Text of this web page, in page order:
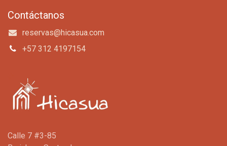
Contáctanos
reservas@hicasua.com
+57 312 4197154
Calle 7 #3-85